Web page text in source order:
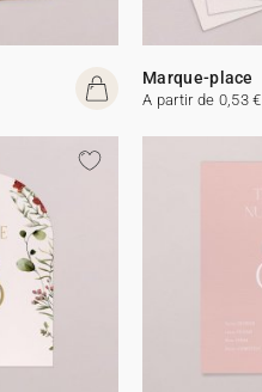
Marque-place
A partir de 0,53 €